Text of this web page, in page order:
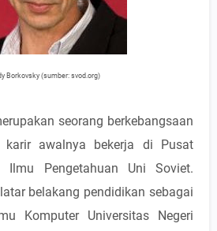
Borkovsky (sumber: svod.org)
seorang berkebangsaan
karir awalnya bekerja di Pusat
Ilmu Pengetahuan Uni Soviet.
belakang pendidikan sebagai
Komputer Universitas Negeri